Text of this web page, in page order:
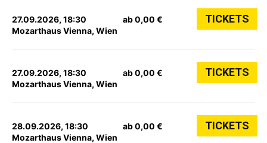
27.09.2026, 18:30
Mozarthaus Vienna, Wien
ab 0,00 € TICKETS
27.09.2026, 18:30
Mozarthaus Vienna, Wien
ab 0,00 € TICKETS
28.09.2026, 18:30
Mozarthaus Vienna, Wien
ab 0,00 € TICKETS